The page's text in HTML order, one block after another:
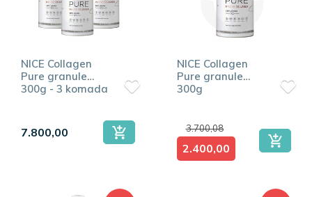
NICE Collagen
Pure granule
300g - 3 komada
7.800,00
NICE Collagen
Pure granule
300g
3.700,08
2.400,00